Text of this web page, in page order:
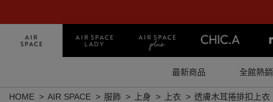
最新商品 全館熱銷
HOME AIR SPACE 服飾 上身 上衣 透膚木耳捲排扣上衣